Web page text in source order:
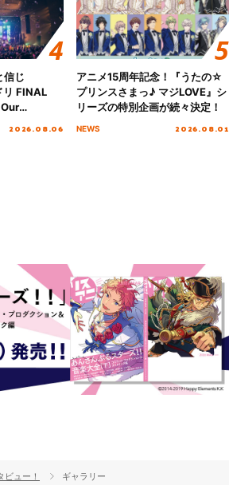
信じ
リ FINAL
2026.08.06
アニメ15周年記念！『うたの☆
プリンスさまっ♪ マジLOVE』シ
リーズの特別企画が続々決定！
NEWS 2026.08.01
ュー！ ギャラリー